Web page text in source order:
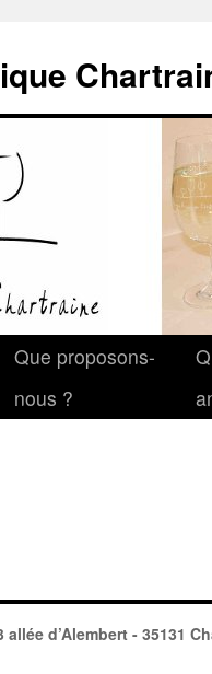
Que proposons-
nous ?
d’Alembert - 35131